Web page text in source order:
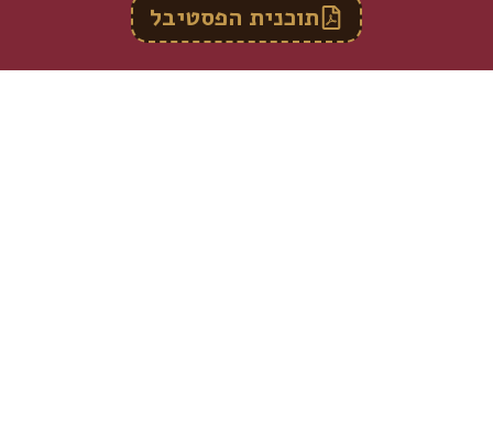
תוכנית הפסטיבל